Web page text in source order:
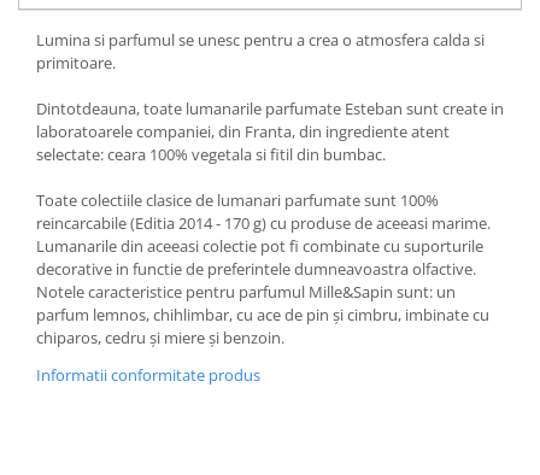
Lumina si parfumul se unesc pentru a crea o atmosfera calda si
primitoare.
Dintotdeauna, toate lumanarile parfumate Esteban sunt create in
laboratoarele companiei, din Franta, din ingrediente atent
selectate: ceara 100% vegetala si fitil din bumbac.
Toate colectiile clasice de lumanari parfumate sunt 100%
reincarcabile (Editia 2014 - 170 g) cu produse de aceeasi marime.
Lumanarile din aceeasi colectie pot fi combinate cu suporturile
decorative in functie de preferintele dumneavoastra olfactive.
Notele caracteristice pentru parfumul Mille&Sapin sunt: un
parfum lemnos, chihlimbar, cu ace de pin și cimbru, imbinate cu
chiparos, cedru și miere și benzoin.
Informatii conformitate produs